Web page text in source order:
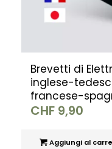
Brevetti di
inglese-
francese-
CHF9,90
Aggiungi al